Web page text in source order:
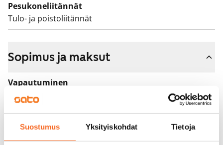
Suostumus Yksityiskohdat Tietoja
Pesukoneliitännät
Tulo- ja poistoliitännät
Sopimus ja maksut
Vapautuminen
Vuokrattu
Varallisuusrajat